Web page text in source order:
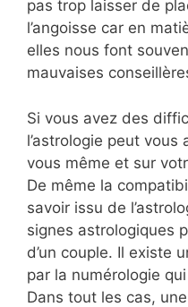
pas trop laisser de
l’angoisse car en
elles nous font
mauvaises
Si vous avez des
l’astrologie peut
vous même et sur
De même la
savoir issu de
signes astrologiques
d’un couple. Il existe
par la numérologie
Dans tout les cas,